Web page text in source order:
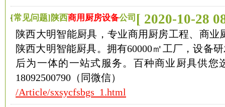
[常见问题]陕西商用厨房设备公司 [ 2020-10-28
陕西大明智能厨具，专业商用厨房工程、商
陕西大明智能厨具。拥有60000㎡工厂，设备
后为一体的一站式服务。百种商业厨具供您
18092500790（同微信）
/Article/sxsycfsbgs_1.html